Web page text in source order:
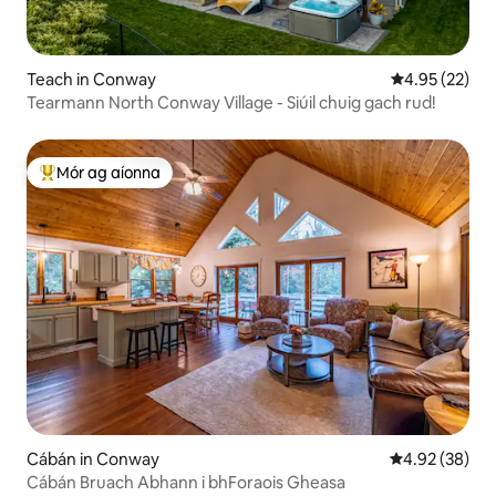
Teach in Conway Meánrátáil
4.95 (22)
Tearmann North Conway Village - Siúil chuig gach rud!
An-mhór ag aíonna
Mór ag aíonna
Cábán in Conway Meánrátáil
4.92 (38)
Cábán Bruach Abhann i bhForaois Gheasa